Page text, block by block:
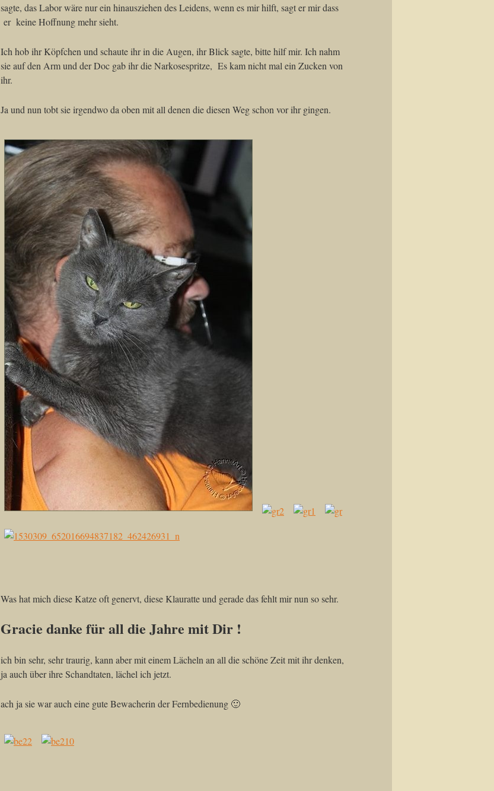
sagte, das Labor wäre nur ein hinausziehen des Leidens, wenn es mir hilft, sagt er mir dass
er keine Hoffnung mehr sieht.
Ich hob ihr Köpfchen und schaute ihr in die Augen, ihr Blick sagte, bitte hilf mir. Ich nahm
sie auf den Arm und der Doc gab ihr die Narkosespritze, Es kam nicht mal ein Zucken von
ihr.
Ja und nun tobt sie irgendwo da oben mit all denen die diesen Weg schon vor ihr gingen.
Was hat mich diese Katze oft genervt, diese Klauratte und gerade das fehlt mir nun so sehr.
Gracie danke für all die Jahre mit Dir !
ich bin sehr, sehr traurig, kann aber mit einem Lächeln an all die schöne Zeit mit ihr denken,
ja auch über ihre Schandtaten, lächel ich jetzt.
ach ja sie war auch eine gute Bewacherin der Fernbedienung 🙂